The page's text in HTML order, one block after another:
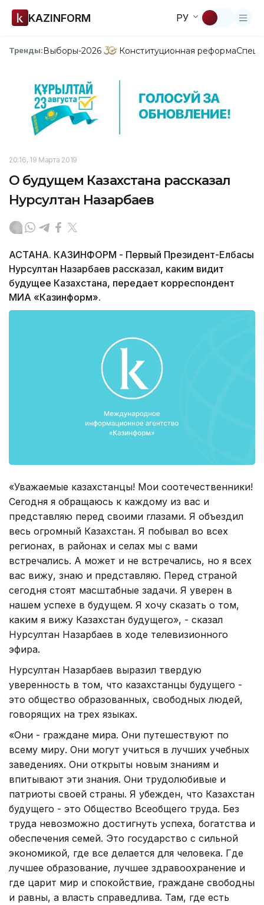
KAZINFORM РУ
Тренды:Выборы-2026 Конституционная реформа
20:16, 19 Марта 2019
О будущем Казахстана рассказал
Нурсултан Назарбаев
АСТАНА. КАЗИНФОРМ - Первый Президент-Елбасы
Нурсултан Назарбаев рассказал, каким видит
будущее Казахстана, передает корреспондент
МИА «Казинформ».
«Уважаемые казахстанцы! Мои соотечественники!
Сегодня я обращаюсь к каждому из вас и
представляю перед своими глазами. Я объездил
весь огромный Казахстан. Я побывал во всех
регионах, в районах и селах мы с вами
встречались. А может и не встречались, но я всех
вас вижу, знаю и представляю. Перед страной
сегодня стоят масштабные задачи. Я уверен в
нашем успехе в будущем. Я хочу сказать о том,
каким я вижу Казахстан будущего», - сказал
Нурсултан Назарбаев в ходе телевизионного
эфира.
Нурсултан Назарбаев выразил твердую
уверенность в том, что казахстанцы будущего -
это общество образованных, свободных людей,
говорящих на трех языках.
«Они - граждане мира. Они путешествуют по
всему миру. Они могут учиться в лучших учебных
заведениях. Они открыты новым знаниям и
впитывают эти знания. Они трудолюбивые и
патриоты своей страны. Я убежден, что Казахстан
будущего - это Общество Всеобщего труда. Без
труда невозможно достигнуть успеха, богатства и
обеспечения семей. Это государство с сильной
экономикой, где все делается для человека. Где
лучшее образование, лучшее здравоохранение и
где царит мир и спокойствие, граждане свободны
и равны, а власть справедлива. Там, где есть